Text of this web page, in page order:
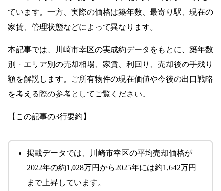
ています。一方、実際の価格は築年数、最寄り駅、現在の
家賃、管理状態などによって異なります。
本記事では、川崎市幸区の実成約データをもとに、築年数
別・エリア別の売却相場、家賃、利回り、売却後の手残り
額を解説します。ご所有物件の現在価値や今後の出口戦略
を考える際の参考としてご覧ください。
【この記事の3行要約】
掲載データでは、川崎市幸区の平均売却価格が
2022年の約1,028万円から2025年には約1,642万円
まで上昇しています。